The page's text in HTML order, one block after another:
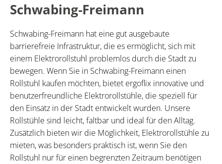
Schwabing-Freimann
Schwabing-Freimann hat eine gut ausgebaute
barrierefreie Infrastruktur, die es ermöglicht, sich mit
einem Elektrorollstuhl problemlos durch die Stadt zu
bewegen. Wenn Sie in Schwabing-Freimann einen
Rollstuhl kaufen möchten, bietet ergoflix innovative und
benutzerfreundliche Elektrorollstühle, die speziell für
den Einsatz in der Stadt entwickelt wurden. Unsere
Rollstühle sind leicht, faltbar und ideal für den Alltag.
Zusätzlich bieten wir die Möglichkeit, Elektrorollstühle zu
mieten, was besonders praktisch ist, wenn Sie den
Rollstuhl nur für einen begrenzten Zeitraum benötigen